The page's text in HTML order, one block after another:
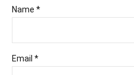
Name *
Email *